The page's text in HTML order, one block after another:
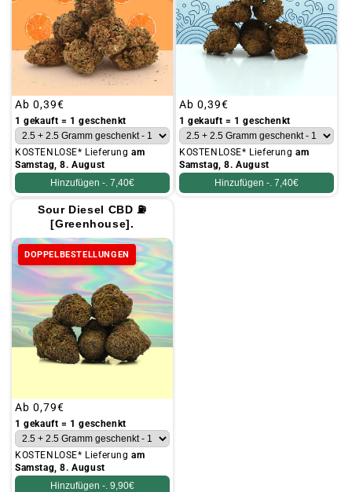
Üblicher
Preis
Ab 0,39€
1 gekauft = 1 geschenkt
KOSTENLOSE* Lieferungam
Samstag, 8. August
Hinzufügen -. 7,40€
Üblicher
Preis
Ab 0,39€
1 gekauft = 1 geschenkt
KOSTENLOSE* Lieferungam
Samstag, 8. August
Hinzufügen -. 7,40€
Sour Diesel CBD ⛽
[Greenhouse].
DOPPELBESTELLUNGEN
Üblicher
Preis
Ab 0,79€
1 gekauft = 1 geschenkt
KOSTENLOSE* Lieferungam
Samstag, 8. August
Hinzufügen -. 9,90€